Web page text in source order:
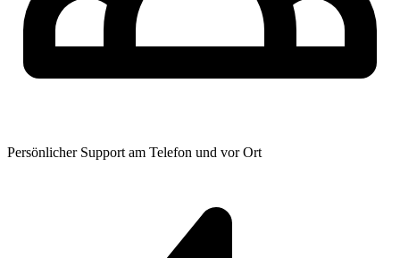
Persönlicher Support am Telefon und vor Ort